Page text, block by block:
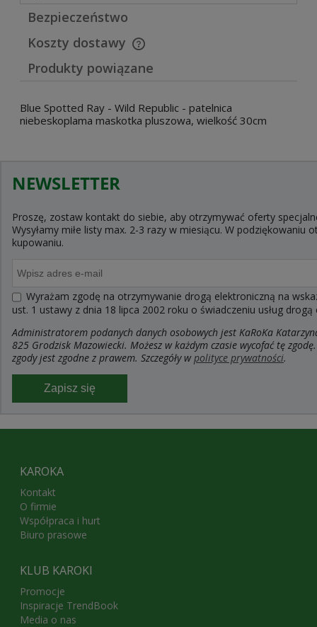
Bezpieczeństwo
Koszty dostawy
Cena nie zawiera ewentualnych kosztów płatności
Produkty powiązane
Blue Spotted Ray - Wild Republic - patelnica
niebeskoplama maskotka pluszowa, wielkość 30cm
NEWSLETTER
Proszę, zostaw kontakt do siebie, aby otrzymywać oferty
Wysyłamy miłe listy max. 2-3 razy w miesiącu. W
kupowaniu.
Wyrażam zgodę na otrzymywanie drogą elektroniczną na
ust. 1 ustawy z dnia 18 lipca 2002 roku o świadczeniu usług
Administratorem podanych danych osobowych jest KaRoKa
825 Grodzisk Mazowiecki. Możesz w każdym czasie wycofać tę
zgody jest zgodne z prawem. Szczegóły w polityce prywatności.
Zapisz się
KAROKA
Kontakt
O firmie
Współpraca i hurt
Biuro prasowe
KLUB KAROKI
Promocje
Inspiracje TrendBook
Media o nas